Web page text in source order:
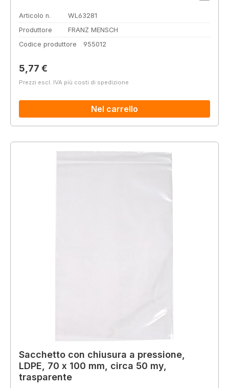
Articolo n.
WL63281
Produttore
FRANZ MENSCH
Codice produttore
955012
Prezzo normale:
5,77 €
Prezzi escl. IVA più costi di spedizione
Nel carrello
Sacchetto con chiusura a pressione,
LDPE, 70 x 100 mm, circa 50 my,
trasparente